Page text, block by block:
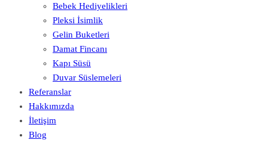
Bebek Hediyelikleri
Pleksi İsimlik
Gelin Buketleri
Damat Fincanı
Kapı Süsü
Duvar Süslemeleri
Referanslar
Hakkımızda
İletişim
Blog